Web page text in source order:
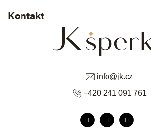
Kontakt
info@jk.cz
+420 241 091 761